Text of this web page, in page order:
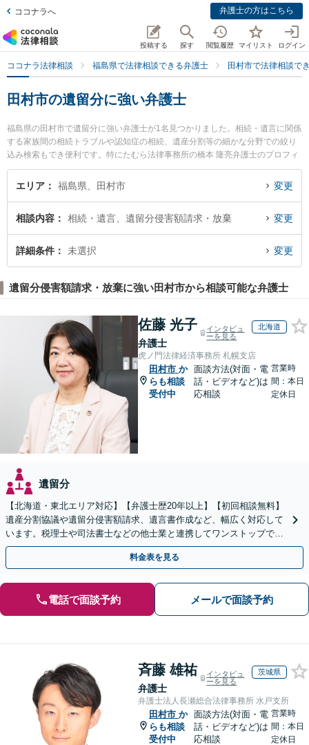
ココナラへ 弁護士の方はこちら
投稿する 探す 閲覧履歴 マイリスト ログイン
ココナラ法律相談 福島県で法律相談できる弁護士 田村市で法律相談で
田村市の遺留分に強い弁護士
福島県の田村市で遺留分に強い弁護士が1名見つかりました。相続・遺言に関係
する家族間の相続トラブルや認知症の相続、遺産分割等の細かな分野での絞り
込み検索もでき便利です。特にたむら法律事務所の橋本 隆亮弁護士のプロフィ
ール情報や弁護士費用、強みなどが注目されています。『田村市で土日や夜間
に発生した遺留分のトラブルを今すぐに弁護士に相談したい』『遺留分のトラ
んにおすすめです。
エリア 福島県、田村市 変更
相談内容 相続・遺言、遺留分侵害額請求・放棄 変更
詳細条件 未選択 変更
遺留分侵害額請求・放棄に強い田村市から相談可能な弁護士
佐藤 光子
弁護士
インタビュ
ーを見る
北海道
虎ノ門法律経済事務所 札幌支店
田村市 か
らも相談
受付中
面談方法(対面・電
話・ビデオなど)は
応相談
営業時
間：本日
定休日
遺留分
【北海道・東北エリア対応】【弁護士歴20年以上】【初回相談無料】
遺産分割協議や遺留分侵害額請求、遺言書作成など、幅広く対応して
います。税理士や司法書士などの他士業と連携してワンストップでの
解決が可能です。ぜひご相談ください。
料金表を見る
電話で面談予約 メールで面談予約
斉藤 雄祐
弁護士
インタビュ
ーを見る
茨城県
弁護士法人長瀬総合法律事務所 水戸支所
田村市 か
らも相談
受付中
面談方法(対面・電
話・ビデオなど)は
応相談
営業時
間：本日
定休日